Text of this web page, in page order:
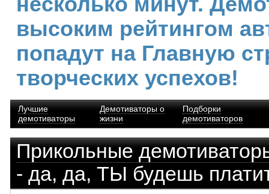
высоким рейтингом
попадут на Главную
творческих успехов!
Лучшие
демотиваторы
Демотиваторы о
жизни
Подборки
демотиваторов
Прикольные
- да, да, ТЫ будешь